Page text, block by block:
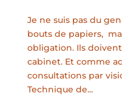
Je ne suis pas du
bouts de papiers,
obligation. Ils
cabinet. Et comme
consultations par
Technique de...